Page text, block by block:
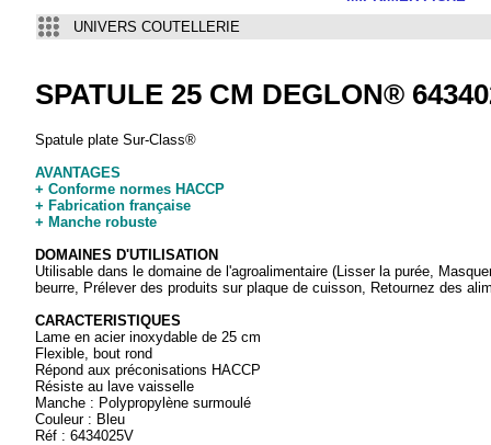
UNIVERS COUTELLERIE
SPATULE 25 CM DEGLON®
Spatule plate Sur-Class®
AVANTAGES
+ Conforme normes HACCP
+ Fabrication française
+ Manche robuste
DOMAINES D'UTILISATION
Utilisable dans le domaine de l'agroalimentaire (Lisser la purée,
beurre, Prélever des produits sur plaque de cuisson, Retournez des
CARACTERISTIQUES
Lame en acier inoxydable de 25 cm
Flexible, bout rond
Répond aux préconisations HACCP
Résiste au lave vaisselle
Manche : Polypropylène surmoulé
Couleur : Bleu
Réf : 6434025V